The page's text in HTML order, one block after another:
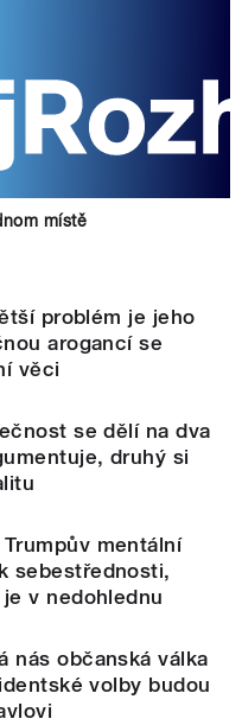
místě
problém je jeho
arogancí se
věci
se dělí na dva
druhý si
mentální
sebestřednosti,
v nedohlednu
nás občanská válka
volby budou